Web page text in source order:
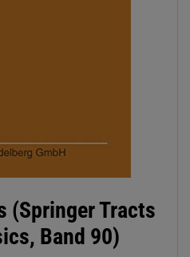
(Springer Tracts
Band 90)